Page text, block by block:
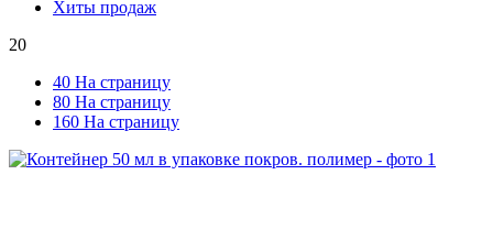
Хиты продаж
20
40 На страницу
80 На страницу
160 На страницу